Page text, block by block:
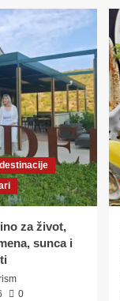
destinacije
za život,
sunca i
0